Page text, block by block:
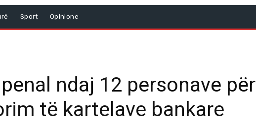
Sport Opinione
ndaj 12 personave për
të kartelave bankare